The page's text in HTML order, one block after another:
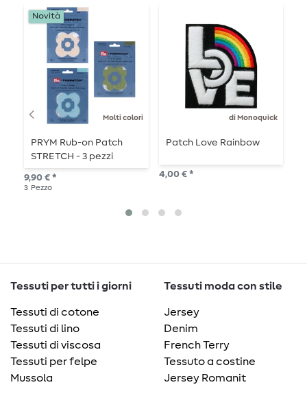
Molti colori
Novità
PRYM Rub-on Patch
STRETCH - 3 pezzi
9,90 € *
3 Pezzo
di Monoquick
Patch Love Rainbow
4,00 € *
Tessuti per tutti i giorni
Tessuti di cotone
Tessuti di lino
Tessuti di viscosa
Tessuti per felpe
Mussola
Tessuti moda con stile
Jersey
Denim
French Terry
Tessuto a costine
Jersey Romanit